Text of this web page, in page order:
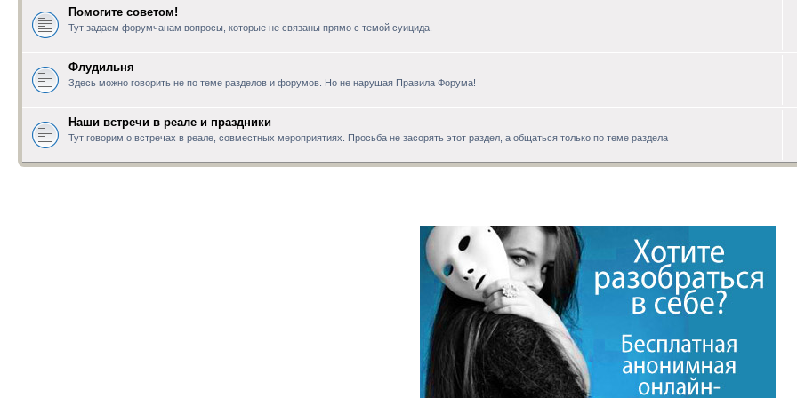
Помогите советом!
Тут задаем форумчанам вопросы, которые не связаны прямо с темой суицида.
Флудильня
Здесь можно говорить не по теме разделов и форумов. Но не нарушая Правила Форума!
Наши встречи в реале и праздники
Тут говорим о встречах в реале, совместных мероприятиях. Просьба не засорять этот раздел, а общаться только по теме раздела